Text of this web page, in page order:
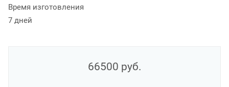
Время изготовления
7 дней
66500 руб.